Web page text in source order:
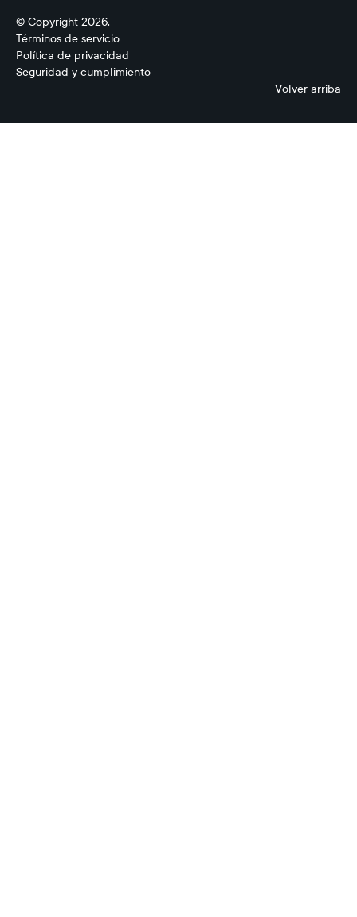
© Copyright 2026.
Términos de servicio
Política de privacidad
Seguridad y cumplimiento
Volver arriba